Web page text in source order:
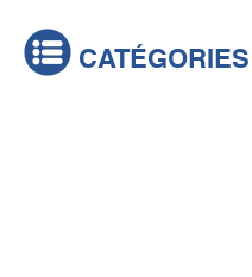
CATÉGORIES